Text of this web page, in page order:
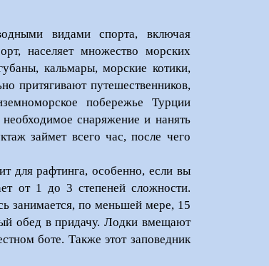
видами спорта, включая
населяет множество морских
кальмары, морские котики,
притягивают путешественников,
побережье Турции
снаряжение и нанять
займет всего час, после чего
для рафтинга, особенно, если вы
от 1 до 3 степеней сложности.
занимается, по меньшей мере, 15
обед в придачу. Лодки вмещают
боте. Также этот заповедник